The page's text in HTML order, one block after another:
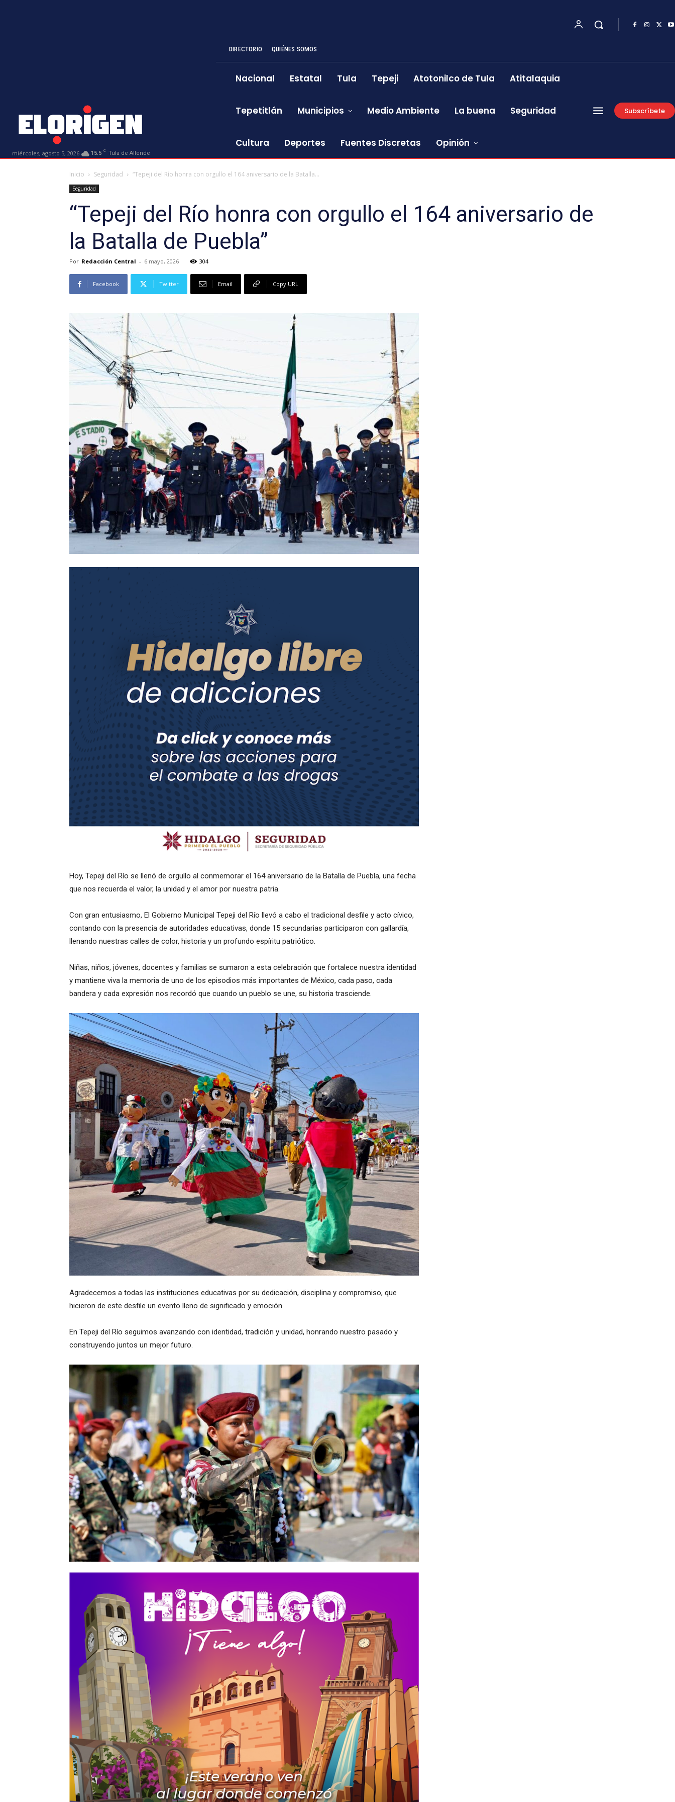
miércoles, agosto 5, 2026 15.5 C Tula de Allende
DIRECTORIO QUIÉNES SOMOS
Nacional Estatal Tula Tepeji Atotonilco de Tula Atitalaquia
Tepetitlán Municipios Medio Ambiente La buena Seguridad
Cultura Deportes Fuentes Discretas Opinión
Subscríbete
Inicio Seguridad “Tepeji del Río honra con orgullo el 164 aniversario de la Batalla...
Seguridad
“Tepeji del Río honra con orgullo el 164 aniversario de
la Batalla de Puebla”
Por Redacción Central - 6 mayo, 2026 304
Facebook Twitter Email Copy URL
Hoy, Tepeji del Río se llenó de orgullo al conmemorar el 164 aniversario de la Batalla de Puebla, una fecha
que nos recuerda el valor, la unidad y el amor por nuestra patria.
Con gran entusiasmo, El Gobierno Municipal Tepeji del Río llevó a cabo el tradicional desfile y acto cívico,
contando con la presencia de autoridades educativas, donde 15 secundarias participaron con gallardía,
llenando nuestras calles de color, historia y un profundo espíritu patriótico.
Niñas, niños, jóvenes, docentes y familias se sumaron a esta celebración que fortalece nuestra identidad
y mantiene viva la memoria de uno de los episodios más importantes de México, cada paso, cada
bandera y cada expresión nos recordó que cuando un pueblo se une, su historia trasciende.
Agradecemos a todas las instituciones educativas por su dedicación, disciplina y compromiso, que
hicieron de este desfile un evento lleno de significado y emoción.
En Tepeji del Río seguimos avanzando con identidad, tradición y unidad, honrando nuestro pasado y
construyendo juntos un mejor futuro.